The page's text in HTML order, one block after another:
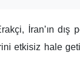
İran’ın
etkisiz hale